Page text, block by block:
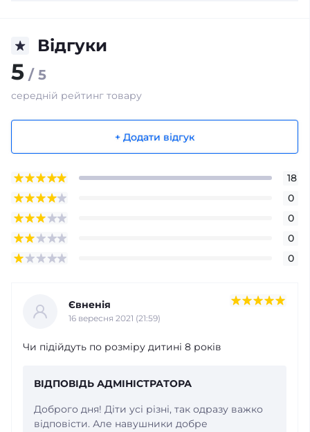
Відгуки
5 / 5
середній рейтинг товару
+ Додати відгук
18
0
0
0
0
Євненія
16 вересня 2021 (21:59)
Чи підійдуть по розміру дитині 8 років
ВІДПОВІДЬ АДМІНІСТРАТОРА
Доброго дня! Діти усі різні, так одразу важко
відповісти. Але навушники добре